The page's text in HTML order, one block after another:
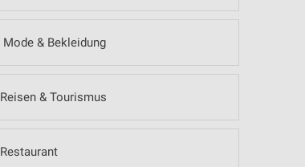
Mode & Bekleidung
Reisen & Tourismus
Restaurant